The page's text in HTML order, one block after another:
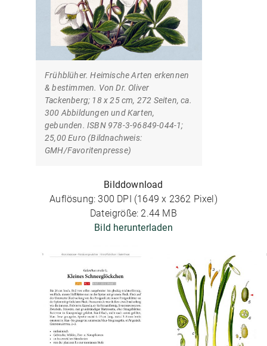
Frühblüher. Heimische Arten erkennen
& bestimmen. Von Dr. Oliver
Tackenberg; 18 x 25 cm, 272 Seiten, ca.
300 Abbildungen und Karten,
gebunden. ISBN 978-3-96849-044-1;
25,00 Euro (Bildnachweis:
GMH/Favoritenpresse)
Bilddownload
Auflösung: 300 DPI (1649 x 2362 Pixel)
Dateigröße: 2.44 MB
Bild herunterladen